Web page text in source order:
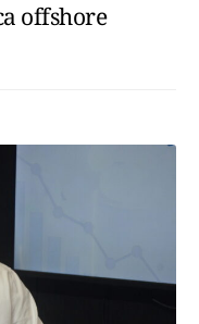
offshore